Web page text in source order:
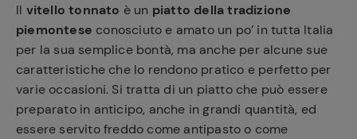
Il vitello tonnato è un piatto della tradizione
piemontese conosciuto e amato un po’ in tutta Italia
per la sua semplice bontà, ma anche per alcune sue
caratteristiche che lo rendono pratico e perfetto per
varie occasioni. Si tratta di un piatto che può essere
preparato in anticipo, anche in grandi quantità, ed
essere servito freddo come antipasto o come